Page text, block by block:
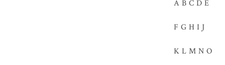
A B C D E
F G H I J
K L M N O